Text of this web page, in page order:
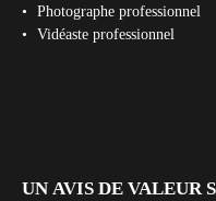
Photographe professionnel
Vidéaste professionnel
UN AVIS DE VALEUR